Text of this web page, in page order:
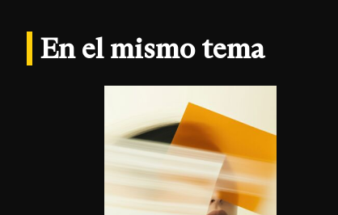
En el mismo tema